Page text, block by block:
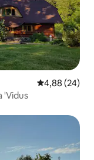
Průměrné
4,88 (24)
'Vidus